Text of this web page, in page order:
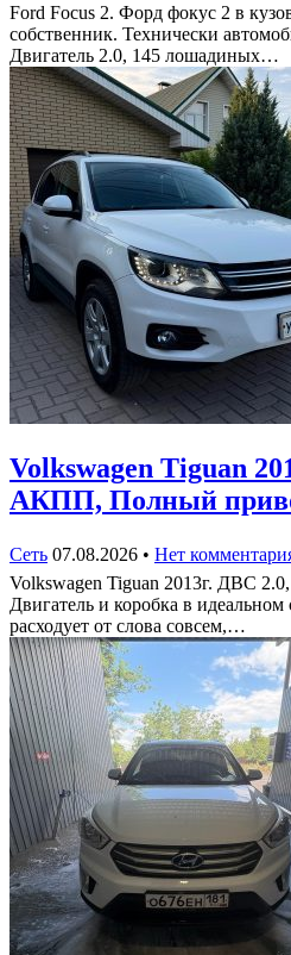
Ford Focus 2. Форд фокус 2 в
собственник. Технически
Двигатель 2.0, 145 лошадиных…
Volkswagen Tiguan
АКПП, Полный
Сеть 07.08.2026 • Нет
Volkswagen Tiguan 2013г. ДВС
Двигатель и коробка в
расходует от слова совсем,…